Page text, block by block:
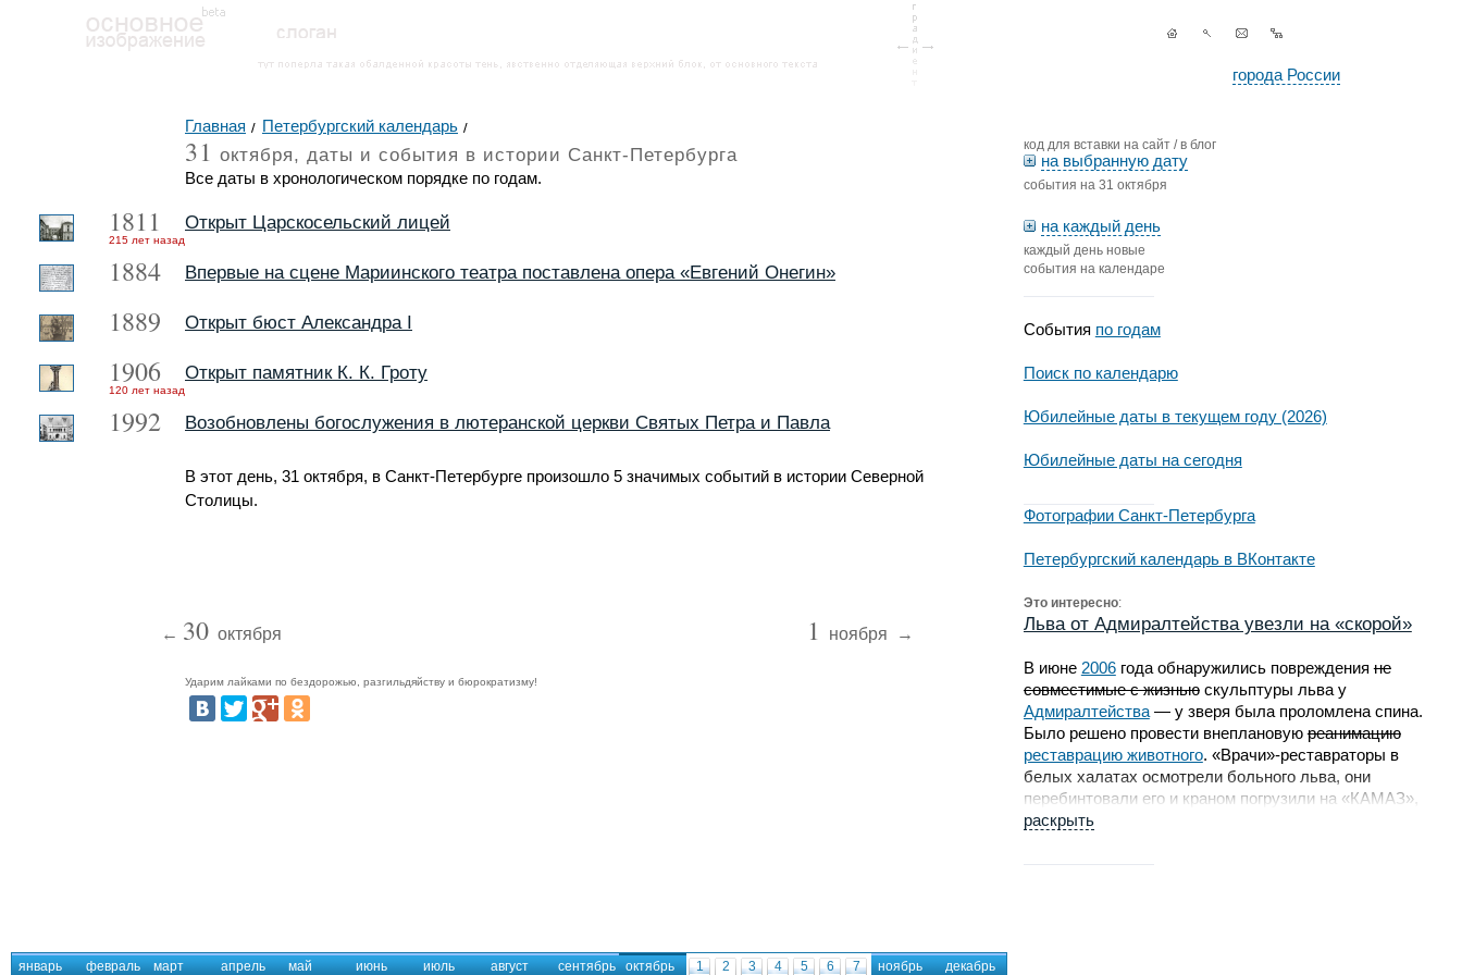
города России
код для вставки на сайт / в блог
на выбранную дату
события на 31 октября
на каждый день
каждый день новые
события на календаре
События по годам
Поиск по календарю
Юбилейные даты в текущем году (2026)
Юбилейные даты на сегодня
Фотографии Санкт-Петербурга
Петербургский календарь в ВКонтакте
Это интересно:
Льва от Адмиралтейства увезли на «скорой»
В июне 2006года обнаружились поврежденияне
совместимые с жизньюскульптуры льва у
Адмиралтейства— у зверя была проломлена спина.
Было решено провести внеплановуюреанимацию
реставрацию животного. «Врачи»-реставраторы в
белых халатах осмотрели больного льва, они
перебинтовали его и краном погрузили на «КАМАЗ»,
задрапированный под машину «Скорой помощи». На
львами.
раскрыть
Главная Петербургский календарь
31 октября, даты и события в истории Санкт-Петербурга
Все даты в хронологическом порядке по годам.
1811
215 лет назад
Открыт Царскосельский лицей
1884 Впервые на сцене Мариинского театра поставлена опера «Евгений Онегин»
1889 Открыт бюст Александра I
1906
120 лет назад
Открыт памятник К. К. Гроту
1992 Возобновлены богослужения в лютеранской церкви Святых Петра и Павла
В этот день, 31 октября, в Санкт-Петербурге произошло 5 значимых событий в истории Северной
Столицы.
← 30 октября 1 ноября →
Ударим лайками по бездорожью, разгильдяйству и бюрократизму!
январь февраль март апрель май июнь июль август сентябрь октябрь 1 2 3 4 5 6 7 ноябрь декабрь